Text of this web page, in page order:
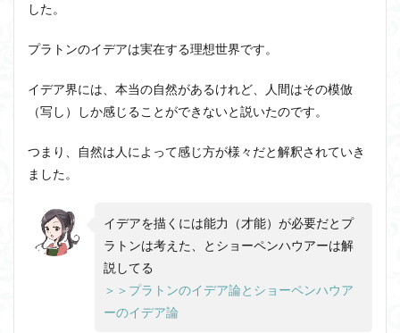
した。
プラトンのイデアは実在する理想世界です。
イデア界には、本当の自然があるけれど、人間はその模倣
（写し）しか感じることができないと説いたのです。
つまり、自然は人によって感じ方が様々だと解釈されていき
ました。
イデアを描くには能力（才能）が必要だとプ
ラトンは考えた、とショーペンハウアーは解
説してる
＞＞プラトンのイデア論とショーペンハウア
ーのイデア論